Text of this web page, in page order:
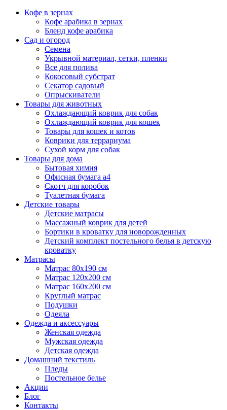
Кофе в зернах
Кофе арабика в зернах
Бленд кофе арабика
Сад и огород
Семена
Укрывной материал, сетки, пленки
Все для полива
Кокосовый субстрат
Секатор садовый
Опрыскиватели
Товары для животных
Охлаждающий коврик для собак
Охлаждающий коврик для кошек
Товары для кошек и котов
Коврики для террариума
Сухой корм для собак
Товары для дома
Бытовая химия
Офисная бумага а4
Скотч для коробок
Туалетная бумага
Детские товары
Детские матрасы
Массажный коврик для детей
Бортики в кроватку для новорожденных
Детский комплект постельного белья в детскую
кроватку
Матрасы
Матрас 80х190 см
Матраc 120х200 см
Матрас 160х200 см
Круглый матрас
Подушки
Одеяла
Одежда и аксессуары
Женская одежда
Мужская одежда
Детская одежда
Домашний текстиль
Пледы
Постельное белье
Акции
Блог
Контакты